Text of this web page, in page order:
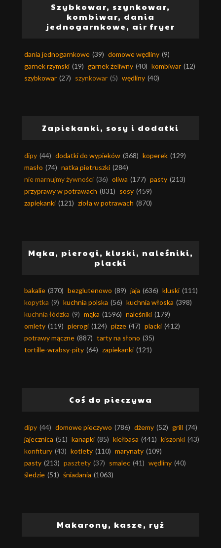
Szybkowar, szynkowar,
kombiwar, dania
jednogarnkowe, air fryer
dania jednogarnkowe (39) domowe wędliny (9)
garnek rzymski (19) garnek żeliwny (40) kombiwar (12)
szybkowar (27) szynkowar (5) wędliny (40)
Zapiekanki, sosy i dodatki
dipy (44) dodatki do wypieków (368) koperek (129)
masło (74) natka pietruszki (284)
nie marnujmy żywności (36) oliwa (177) pasty (213)
przyprawy w potrawach (831) sosy (459)
zapiekanki (121) zioła w potrawach (870)
Mąka, pierogi, kluski, naleśniki,
placki
bakalie (370) bezglutenowo (89) jaja (636) kluski (111)
kopytka (9) kuchnia polska (56) kuchnia włoska (398)
kuchnia łódzka (9) mąka (1596) naleśniki (179)
omlety (119) pierogi (124) pizze (47) placki (412)
potrawy mączne (887) tarty na słono (35)
tortille-wrabsy-pity (64) zapiekanki (121)
Coś do pieczywa
dipy (44) domowe pieczywo (786) dżemy (52) grill (74)
jajecznica (51) kanapki (85) kiełbasa (441) kiszonki (43)
konfitury (43) kotlety (110) marynaty (109)
pasty (213) pasztety (37) smalec (41) wędliny (40)
śledzie (51) śniadania (1063)
Makarony, kasze, ryż